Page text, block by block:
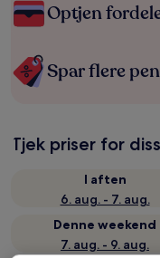
Optjen
Spar flere
Tjek priser for
I aften
6. aug. - 7. aug.
Denne weekend
7. aug. - 9. aug.